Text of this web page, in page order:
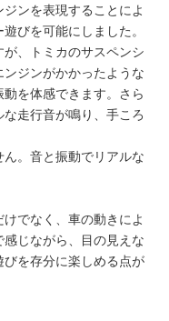
ジンを表現することによ
びを可能にしました。
、トミカのサスペンシ
ジンがかかったような
を体感できます。さら
走行音が鳴り、手ころ
。音と振動でリアルな
でなく、車の動きによ
じながら、目の見えな
を存分に楽しめる点が